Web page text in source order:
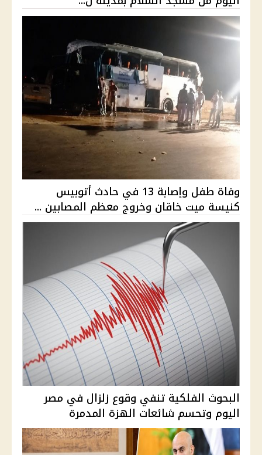
وفاة طفل وإصابة 13 في حادث أتوبيس
كنيسة ميت خاقان وخروج معظم المصابين ...
البحوث الفلكية تنفي وقوع زلزال في مصر
اليوم وتحسم شائعات الهزة المدمرة